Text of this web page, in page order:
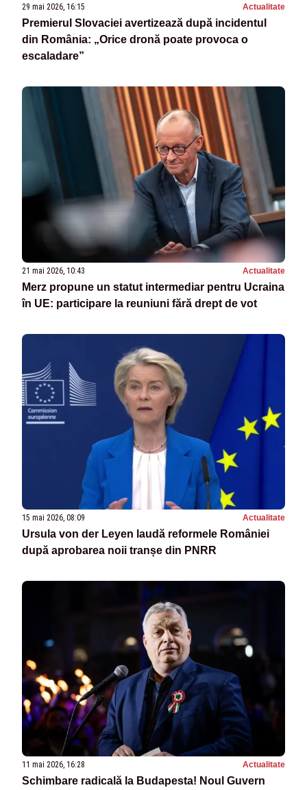
29 mai 2026, 16:15 Actualitate
Premierul Slovaciei avertizează după incidentul
din România: „Orice dronă poate provoca o
escaladare”
21 mai 2026, 10:43 Actualitate
Merz propune un statut intermediar pentru Ucraina
în UE: participare la reuniuni fără drept de vot
15 mai 2026, 08:09 Actualitate
Ursula von der Leyen laudă reformele României
după aprobarea noii tranșe din PNRR
11 mai 2026, 16:28 Actualitate
Schimbare radicală la Budapesta! Noul Guvern